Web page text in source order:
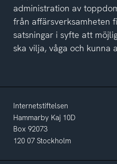
administration av
från affärsverksamheten
satsningar i syfte att
ska vilja, våga och kunna
Internetstiftelsen
Hammarby Kaj 10D
Box 92073
120 07 Stockholm